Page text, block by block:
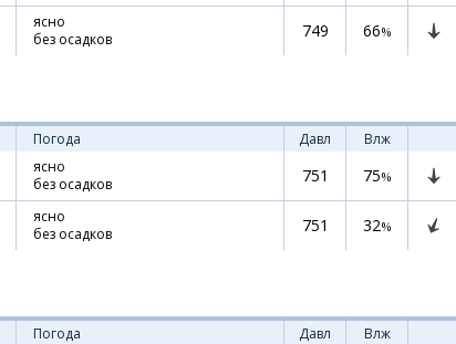
ясно
без осадков
749 66%
Погода Давл Влж
ясно
без осадков
751 75%
ясно
без осадков
751 32%
Погода Давл Влж